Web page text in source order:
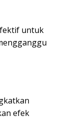
untuk
efek